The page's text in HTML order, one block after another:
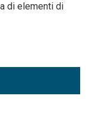
di elementi di